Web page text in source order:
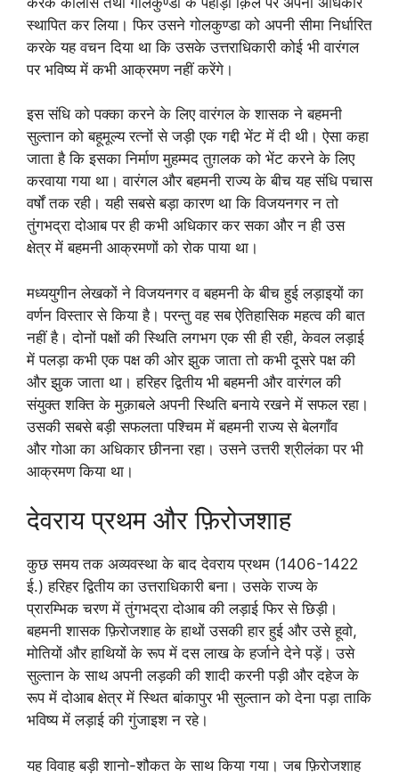
स्थापित कर लिया। फिर उसने गोलकुण्डा को अपनी सीमा निर्धारित
करके यह वचन दिया था कि उसके उत्तराधिकारी कोई भी वारंगल
पर भविष्य में कभी आक्रमण नहीं करेंगे।
इस संधि को पक्का करने के लिए वारंगल के शासक ने बहमनी
सुल्तान को बहूमूल्य रत्नों से जड़ी एक गद्दी भेंट में दी थी। ऐसा कहा
जाता है कि इसका निर्माण मुहम्मद तुग़लक को भेंट करने के लिए
करवाया गया था। वारंगल और बहमनी राज्य के बीच यह संधि पचास
वर्षों तक रही। यही सबसे बड़ा कारण था कि विजयनगर न तो
तुंगभद्रा दोआब पर ही कभी अधिकार कर सका और न ही उस
क्षेत्र में बहमनी आक्रमणों को रोक पाया था।
मध्ययुगीन लेखकों ने विजयनगर व बहमनी के बीच हुई लड़ाइयों का
वर्णन विस्तार से किया है। परन्तु वह सब ऐतिहासिक महत्व की बात
नहीं है। दोनों पक्षों की स्थिति लगभग एक सी ही रही, केवल लड़ाई
में पलड़ा कभी एक पक्ष की ओर झुक जाता तो कभी दूसरे पक्ष की
और झुक जाता था। हरिहर द्वितीय भी बहमनी और वारंगल की
संयुक्त शक्ति के मुक़ाबले अपनी स्थिति बनाये रखने में सफल रहा।
उसकी सबसे बड़ी सफलता पश्चिम में बहमनी राज्य से बेलगाँव
और गोआ का अधिकार छीनना रहा। उसने उत्तरी श्रीलंका पर भी
आक्रमण किया था।
देवराय प्रथम और फ़िरोजशाह
कुछ समय तक अव्यवस्था के बाद देवराय प्रथम (1406-1422
ई.) हरिहर द्वितीय का उत्तराधिकारी बना। उसके राज्य के
प्रारम्भिक चरण में तुंगभद्रा दोआब की लड़ाई फिर से छिड़ी।
बहमनी शासक फ़िरोजशाह के हाथों उसकी हार हुई और उसे हूवो,
मोतियों और हाथियों के रूप में दस लाख के हर्जाने देने पड़ें। उसे
सुल्तान के साथ अपनी लड़की की शादी करनी पड़ी और दहेज के
रूप में दोआब क्षेत्र में स्थित बांकापुर भी सुल्तान को देना पड़ा ताकि
भविष्य में लड़ाई की गुंजाइश न रहे।
यह विवाह बड़ी शानो-शौकत के साथ किया गया। जब फ़िरोजशाह